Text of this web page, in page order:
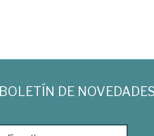
BOLETÍN DE NOVEDADES